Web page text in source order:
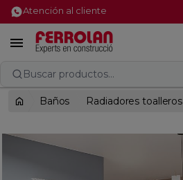
Atención al cliente

Buscar productos...
Baños Radiadores toalleros